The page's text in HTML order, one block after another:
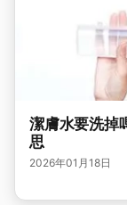
潔膚水要洗掉
思
2026年01月18日